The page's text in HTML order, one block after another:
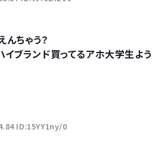
ちゃう？
ブランド買ってるアホ大学生よう
ID:15YY1ny/0